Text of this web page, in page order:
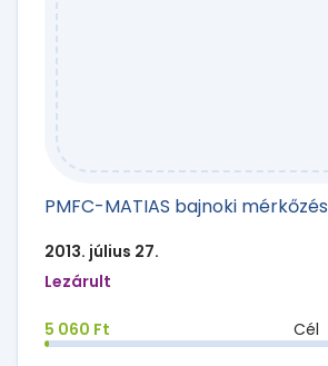
PMFC-MATIAS bajnoki mérkőzés
2013. július 27.
Lezárult
5 060 Ft Cél